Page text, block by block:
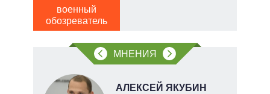
военный
обозреватель
МНЕНИЯ
АЛЕКСЕЙ ЯКУБИН